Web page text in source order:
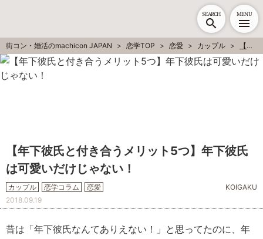
SEARCH MENU
街コン・婚活のmachicon JAPAN 恋学TOP 恋愛 カップル 【年下彼氏と付き合うメリット5つ】年下彼氏は可愛いだけじゃない！
【年下彼氏と付き合うメリット5つ】年下彼氏
は可愛いだけじゃない！
カップル 恋学コラム 恋愛
KOIGAKU
2018.09.19
昔は「年下彼氏なんてありえない！」と思ってたのに、年